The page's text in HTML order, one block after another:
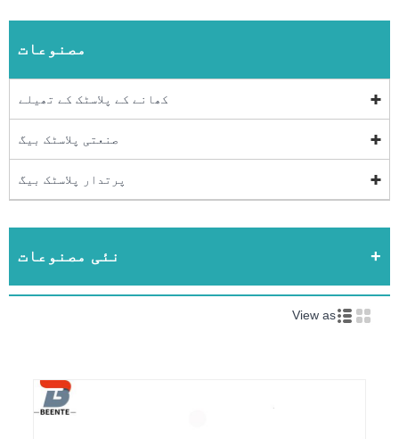
مصنوعات
کھانے کے پلاسٹک کے تھیلے
صنعتی پلاسٹک بیگ
پرتدار پلاسٹک بیگ
نئی مصنوعات
View as